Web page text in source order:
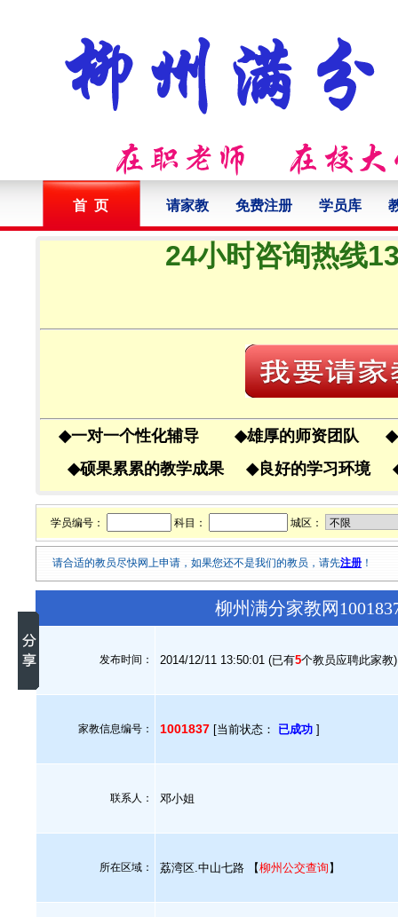
首 页 请家教 免费注册 学员库
24小时咨询热线
◆一对一个性化辅导 ◆雄厚的师资团队 ◆
◆硕果累累的教学成果 ◆良好的学习环境
学员编号： 科目： 城区：
请合适的教员尽快网上申请，如果您还不是我们的教员，请先注册 ！
柳州满分家教网
发布时间： 2014/12/11 13:50:01 (已有5个教员应聘此家教)
家教信息编号： 1001837 [当前状态： 已成功 ]
联系人： 邓小姐
所在区域： 荔湾区.中山七路 【柳州公交查询 】